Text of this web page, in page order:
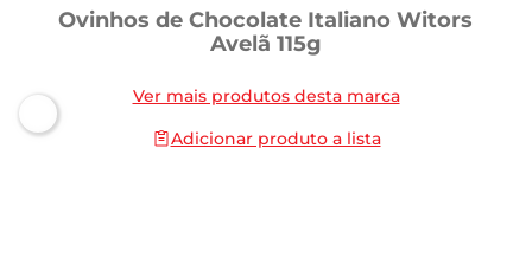
Ovinhos de Chocolate Italiano Witors
Avelã 115g
Ver mais produtos desta marca
Adicionar produto a lista